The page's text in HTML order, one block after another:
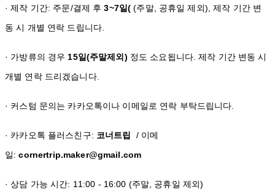
· 제작 기간: 주문/결제 후3~7일( (주말, 공휴일 제외), 제작 기간 변
동 시 개별 연락 드립니다.
· 가방류의 경우 15일(주말제외) 정도 소요됩니다. 제작 기간 변동 시
개별 연락 드리겠습니다.
· 커스텀 문의는 카카오톡이나 이메일로 연락 부탁드립니다.
· 카카오톡 플러스친구: 코너트립
/ 이메
일:cornertrip.maker@gmail.com
· 상담 가능 시간: 11:00 - 16:00 (주말, 공휴일 제외)